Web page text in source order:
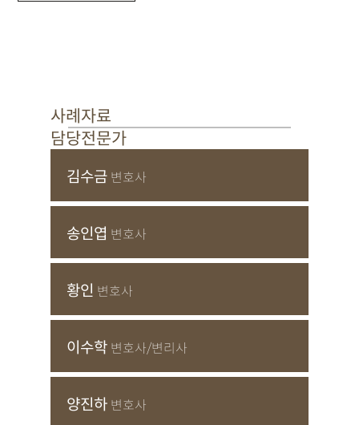
사례자료
담당전문가
김수금 변호사
송인엽 변호사
황인 변호사
이수학 변호사/변리사
양진하 변호사